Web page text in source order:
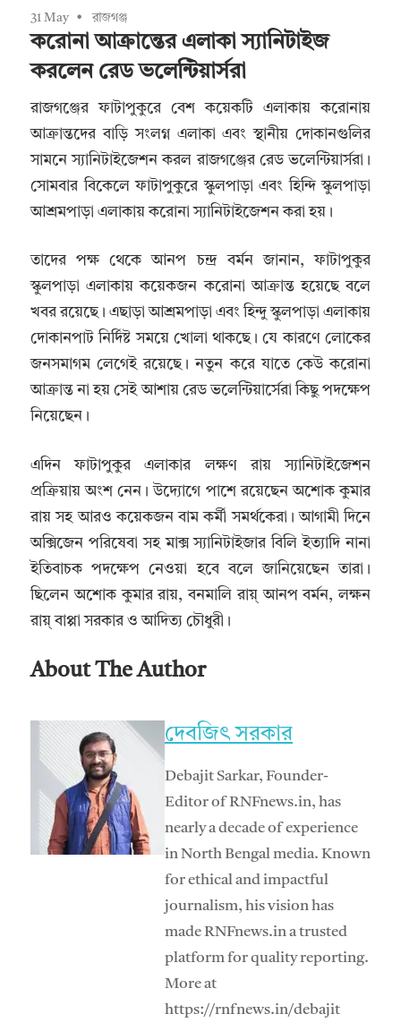
31 May রাজগঞ্জ
করোনা আক্রান্তের এলাকা স্যানিটাইজ
করলেন রেড ভলেন্টিয়ার্সরা
রাজগঞ্জের ফাটাপুকুরে বেশ কয়েকটি এলাকায় করোনায়
আক্রান্তদের বাড়ি সংলগ্ন এলাকা এবং স্থানীয় দোকানগুলির
সামনে স্যানিটাইজেশন করল রাজগঞ্জের রেড ভলেন্টিয়ার্সরা।
সোমবার বিকেলে ফাটাপুকুরে স্কুলপাড়া এবং হিন্দি স্কুলপাড়া
আশ্রমপাড়া এলাকায় করোনা স্যানিটাইজেশন করা হয়।
তাদের পক্ষ থেকে আনপ চন্দ্র বর্মন জানান, ফাটাপুকুর
স্কুলপাড়া এলাকায় কয়েকজন করোনা আক্রান্ত হয়েছে বলে
খবর রয়েছে। এছাড়া আশ্রমপাড়া এবং হিন্দু স্কুলপাড়া এলাকায়
দোকানপাট নির্দিষ্ট সময়ে খোলা থাকছে। যে কারণে লোকের
জনসমাগম লেগেই রয়েছে। নতুন করে যাতে কেউ করোনা
আক্রান্ত না হয় সেই আশায় রেড ভলেন্টিয়ার্সেরা কিছু পদক্ষেপ
নিয়েছেন।
এদিন ফাটাপুকুর এলাকার লক্ষণ রায় স্যানিটাইজেশন
প্রক্রিয়ায় অংশ নেন। উদ্যোগে পাশে রয়েছেন অশোক কুমার
রায় সহ আরও কয়েকজন বাম কর্মী সমর্থকেরা। আগামী দিনে
অক্সিজেন পরিষেবা সহ মাক্স স্যানিটাইজার বিলি ইত্যাদি নানা
ইতিবাচক পদক্ষেপ নেওয়া হবে বলে জানিয়েছেন তারা।
ছিলেন অশোক কুমার রায়, বনমালি রায়্‌ আনপ বর্মন, লক্ষন
রায়্‌ বাপ্পা সরকার ও আদিত্য চৌধুরী।
About The Author
দেবজিৎ সরকার
Debajit Sarkar, Founder-
Editor of RNFnews.in, has
nearly a decade of experience
in North Bengal media. Known
for ethical and impactful
journalism, his vision has
made RNFnews.in a trusted
platform for quality reporting.
More at
https://rnfnews.in/debajit